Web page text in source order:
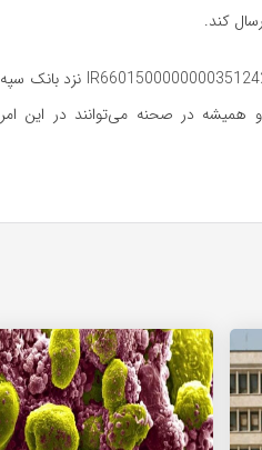
کند.
IR660150000000035124267374 نزد بانک سپه
همیشه در صحنه می‌توانند در این امر